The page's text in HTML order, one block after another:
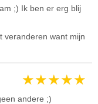
;) Ik ben er erg blij
veranderen want mijn
★★★★★
andere ;)